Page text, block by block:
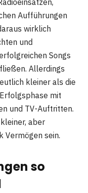
Aufführungen
wirklich
und
Songs
Allerdings
kleiner als die
mit
und TV-Auftritten.
aber
Vermögen sein.
so